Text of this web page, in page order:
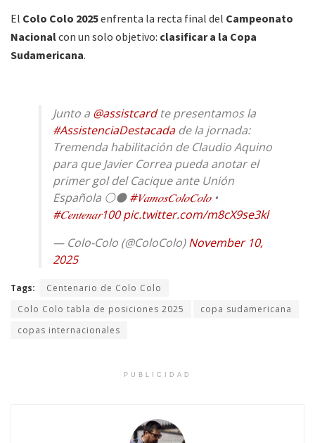
El Colo Colo 2025enfrenta la recta final del Campeonato
Nacionalcon un solo objetivo: clasificar a la Copa
Sudamericana.
Junto a @assistcardte presentamos la
#AssistenciaDestacadade la jornada:
Tremenda habilitación de Claudio Aquino
para que Javier Correa pueda anotar el
primer gol del Cacique ante Unión
Española ⚪️⚫️#𝑉𝑎𝑚𝑜𝑠𝐶𝑜𝑙𝑜𝐶𝑜𝑙𝑜•
#𝐶𝑒𝑛𝑡𝑒𝑛𝑎𝑟100 pic.twitter.com/m8cX9se3kl
— Colo-Colo (@ColoColo)November 10,
2025
Tags:
Centenario de Colo Colo
Colo Colo tabla de posiciones 2025
copa sudamericana
copas internacionales
PUBLICIDAD